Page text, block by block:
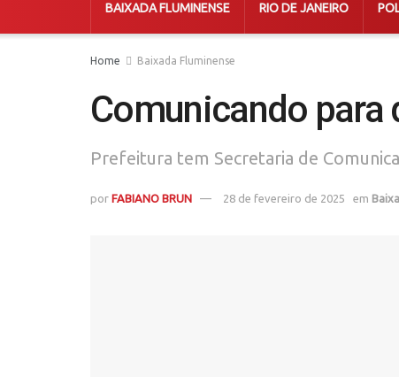
BAIXADA FLUMINENSE RIO DE JANEIRO
Home Baixada Fluminense
Comunicando para
Prefeitura tem Secretaria de
por FABIANO BRUN 28 de fevereiro de 2025 em